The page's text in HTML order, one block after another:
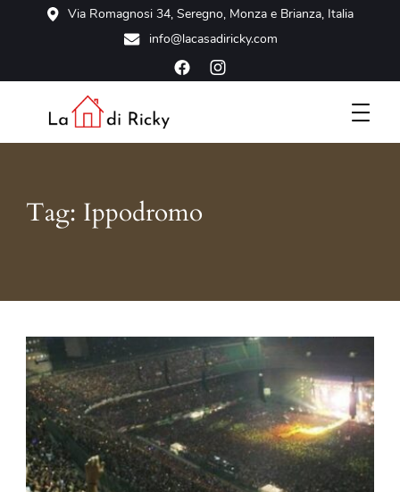
Via Romagnosi 34, Seregno, Monza e Brianza, Italia
info@lacasadiricky.com
Scopri la tua casa vacanze a Seregno, a due passi da Monza
Tag: Ippodromo